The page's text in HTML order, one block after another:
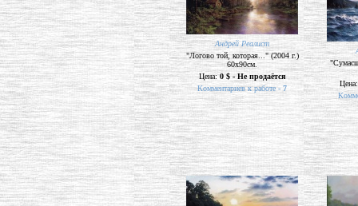
Андрей Реалист
"Логово той, которая..." (2004 г.)
60х90см.
Цена:0 $ - Не продаётся
Комментариев к работе - 7